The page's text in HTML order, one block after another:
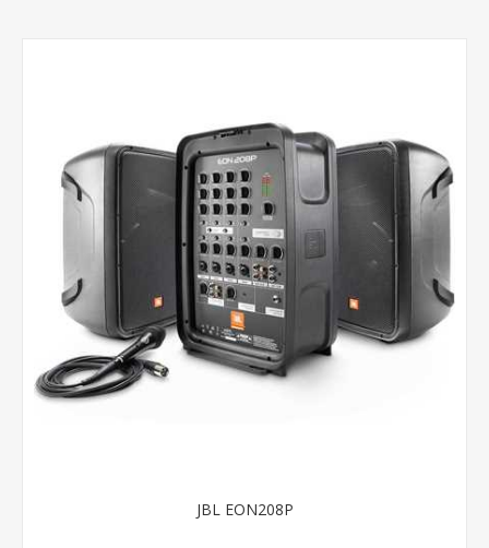
JBL EON208P